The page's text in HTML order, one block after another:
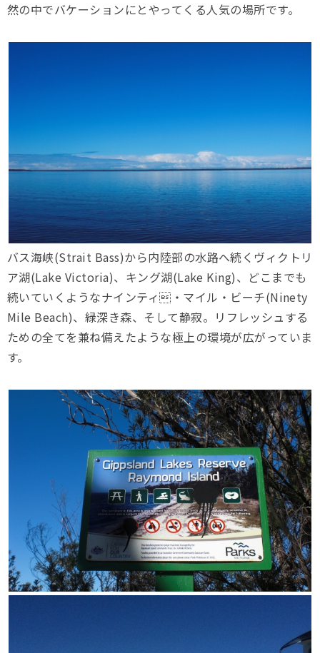
然の中でバケーションにとやってくる人気の場所です。
バス海峡(Strait Bass)から内陸部の水路へ続くヴィクトリ
ア湖(Lake Victoria)、キング湖(Lake King)、どこまでも
続いていくようなナインティ・マイル・ビーチ(Ninety
Mile Beach)、緑深き森、そして静寂。リフレッシュする
ための全てを兼ね備えたような極上の環境が広がっていま
す。